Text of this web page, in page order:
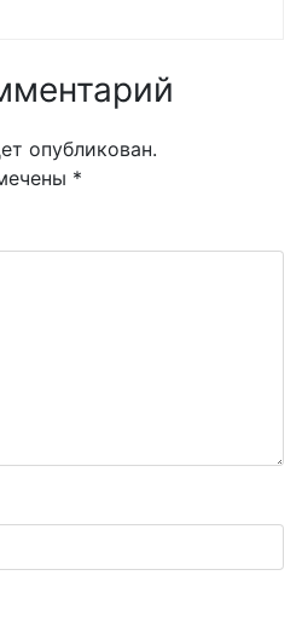
опубликован.
*